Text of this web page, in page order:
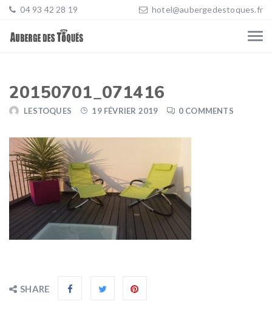
04 93 42 28 19 hotel@aubergedestoques.fr
20150701_071416
LESTOQUES 19 FÉVRIER 2019 0 COMMENTS
SHARE